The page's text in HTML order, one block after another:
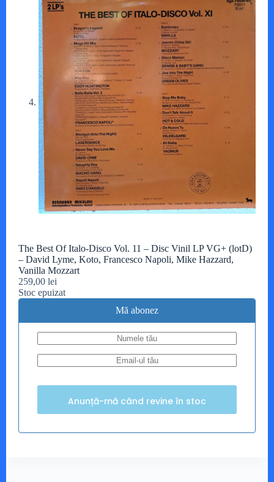
The Best Of Italo-Disco Vol. 11 – Disc Vinil LP VG+ (lotD)
– David Lyme, Koto, Francesco Napoli, Mike Hazzard,
Vanilla Mozzart
259,00 lei
Stoc epuizat
Mă abonez